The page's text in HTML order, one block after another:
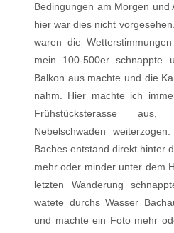
Bedingungen am Morgen und
hier war dies nicht
waren die
mein 100-500er schnappte
Balkon aus machte und die
nahm. Hier machte ich
Frühstücksterasse
Nebelschwaden
Baches entstand direkt hinter
mehr oder minder unter dem
letzten Wanderung
watete durchs Wasser
und machte ein Foto mehr